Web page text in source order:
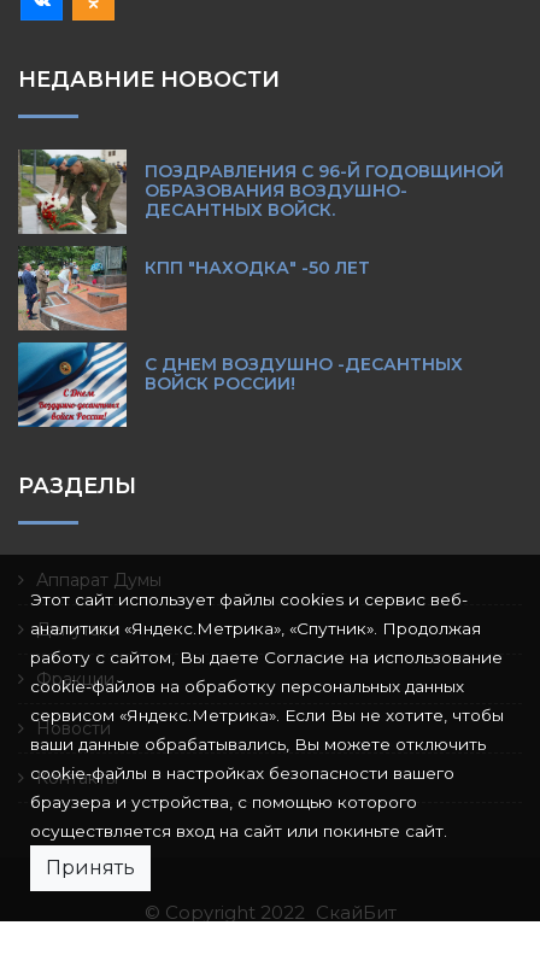
НЕДАВНИЕ НОВОСТИ
ПОЗДРАВЛЕНИЯ С 96-Й ГОДОВЩИНОЙ
ОБРАЗОВАНИЯ ВОЗДУШНО-
ДЕСАНТНЫХ ВОЙСК.
КПП "НАХОДКА" -50 ЛЕТ
С ДНЕМ ВОЗДУШНО -ДЕСАНТНЫХ
ВОЙСК РОССИИ!
РАЗДЕЛЫ
Аппарат Думы
Депутаты
Фракции
Новости
Контакты
© Copyright 2022 СкайБит
Этот сайт использует файлы cookies и сервис веб-
аналитики «Яндекс.Метрика», «Спутник». Продолжая
работу с сайтом, Вы даете Согласие на использование
cookie-файлов на обработку персональных данных
сервисом «Яндекс.Метрика». Если Вы не хотите, чтобы
ваши данные обрабатывались, Вы можете отключить
cookie-файлы в настройках безопасности вашего
браузера и устройства, с помощью которого
осуществляется вход на сайт или покиньте сайт.
Принять